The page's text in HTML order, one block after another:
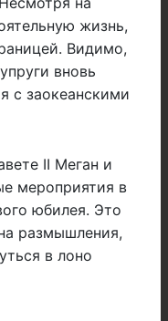
жизнь,
Видимо,
вновь
с заокеанскими
II Меган и
мероприятия в
юбилея. Это
размышления,
в лоно